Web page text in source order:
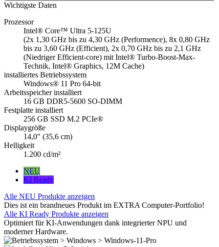
Wichtigste Daten
Prozessor
Intel® Core™ Ultra 5-125U
(2x 1,30 GHz bis zu 4,30 GHz (Performence), 8x 0,80 GHz
bis zu 3,60 GHz (Efficient), 2x 0,70 GHz bis zu 2,1 GHz
(Niedriger Efficient-core) mit Intel® Turbo-Boost-Max-
Technik, Intel® Graphics, 12M Cache)
installiertes Betriebssystem
Windows® 11 Pro 64-bit
Arbeitsspeicher installiert
16 GB DDR5-5600 SO-DIMM
Festplatte installiert
256 GB SSD M.2 PCIe®
Displaygröße
14,0" (35,6 cm)
Helligkeit
1.200 cd/m²
NEU
KI Ready
Alle NEU Produkte anzeigen
Dies ist ein brandneues Produkt im EXTRA Computer-Portfolio!
Alle KI Ready Produkte anzeigen
Optimiert für KI-Anwendungen dank integrierter NPU und
moderner Hardware.